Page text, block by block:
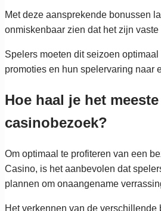
Met deze aansprekende bonussen
onmiskenbaar zien dat het zijn
Spelers moeten dit seizoen
promoties en hun spelervaring naar
Hoe haal je het
casinobezoek?
Om optimaal te profiteren van een
Casino, is het aanbevolen dat
plannen om onaangename
Het verkennen van de verschillende